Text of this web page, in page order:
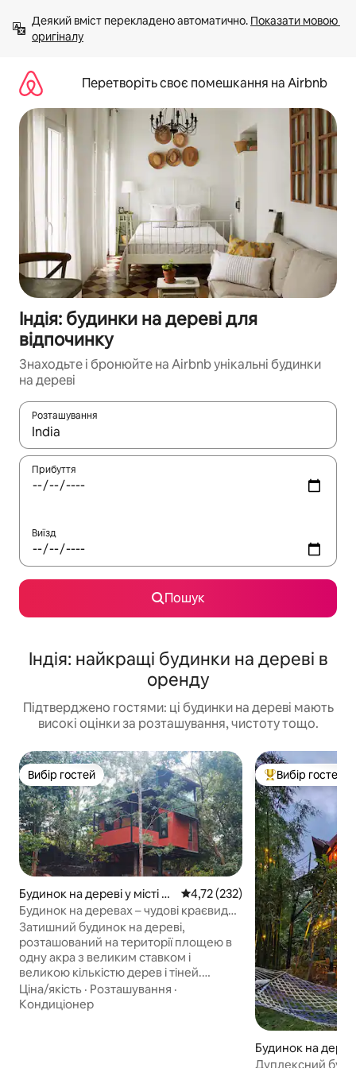
вмісту
Деякий вміст перекладено автоматично. Показати мовою
оригіналу
Перетворіть своє помешкання на Airbnb
Індія: будинки на дереві для
відпочинку
Знаходьте і бронюйте на Airbnb унікальні будинки
на дереві
Розташування
Отримавши результати пошуку, використовуйте для
Прибуття
Виїзд
Пошук
Індія: найкращі будинки на дереві в
оренду
Підтверджено гостями: ці будинки на дереві мають
високі оцінки за розташування, чистоту тощо.
Вибір гостей
Вибір гостей
Будинок на дереві у місті Ye
lagiri
Середня оцінка: 4,72 з 5,
4,72 (232)
Будинок на деревах – чудові краєвиди
неба
Затишний будинок на дереві,
розташований на території площею в
одну акра з великим ставком і
великою кількістю дерев і тіней.
Пташиний рай, далеко від безумного
натовпу. Ідеально підходить для
Ціна/якість · Розташування ·
Кондиціонер
Топ вибір гостей
Вибір гостей
Будинок на
ottathara
Дуплексний